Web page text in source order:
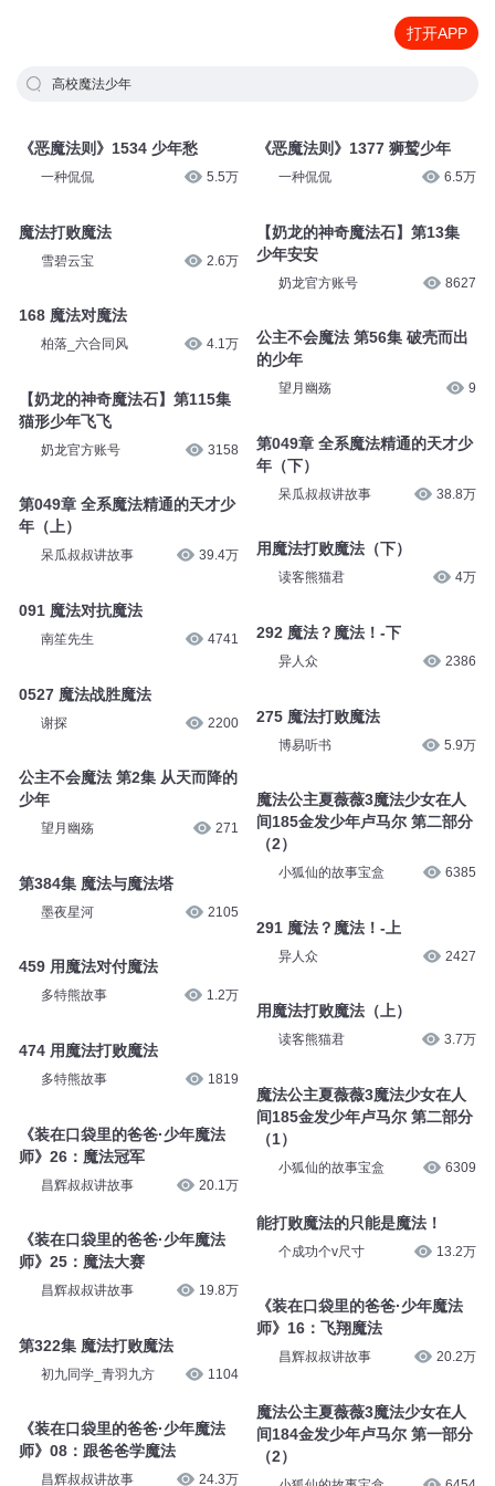
打开APP
高校魔法少年
《恶魔法则》1534 少年愁
一种侃侃 5.5万
魔法打败魔法
雪碧云宝 2.6万
168 魔法对魔法
柏落_六合同风 4.1万
【奶龙的神奇魔法石】第115集
猫形少年飞飞
奶龙官方账号 3158
第049章 全系魔法精通的天才少
年（上）
呆瓜叔叔讲故事 39.4万
091 魔法对抗魔法
南笙先生 4741
0527 魔法战胜魔法
谢探 2200
公主不会魔法 第2集 从天而降的
少年
望月幽殇 271
第384集 魔法与魔法塔
墨夜星河 2105
459 用魔法对付魔法
多特熊故事 1.2万
474 用魔法打败魔法
多特熊故事 1819
《装在口袋里的爸爸·少年魔法
师》26：魔法冠军
昌辉叔叔讲故事 20.1万
《装在口袋里的爸爸·少年魔法
师》25：魔法大赛
昌辉叔叔讲故事 19.8万
第322集 魔法打败魔法
初九同学_青羽九方 1104
《装在口袋里的爸爸·少年魔法
师》08：跟爸爸学魔法
昌辉叔叔讲故事 24.3万
《恶魔法则》1377 狮鹫少年
一种侃侃 6.5万
【奶龙的神奇魔法石】第13集
少年安安
奶龙官方账号 8627
公主不会魔法 第56集 破壳而出
的少年
望月幽殇 9
第049章 全系魔法精通的天才少
年（下）
呆瓜叔叔讲故事 38.8万
用魔法打败魔法（下）
读客熊猫君 4万
292 魔法？魔法！-下
异人众 2386
275 魔法打败魔法
博易听书 5.9万
魔法公主夏薇薇3魔法少女在人
间185金发少年卢马尔 第二部分
（2）
小狐仙的故事宝盒 6385
291 魔法？魔法！-上
异人众 2427
用魔法打败魔法（上）
读客熊猫君 3.7万
魔法公主夏薇薇3魔法少女在人
间185金发少年卢马尔 第二部分
（1）
小狐仙的故事宝盒 6309
能打败魔法的只能是魔法！
个成功个v尺寸 13.2万
《装在口袋里的爸爸·少年魔法
师》16：飞翔魔法
昌辉叔叔讲故事 20.2万
魔法公主夏薇薇3魔法少女在人
间184金发少年卢马尔 第一部分
（2）